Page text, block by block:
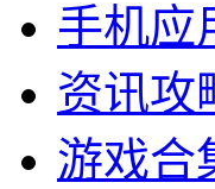
手机应
资讯攻
游戏合